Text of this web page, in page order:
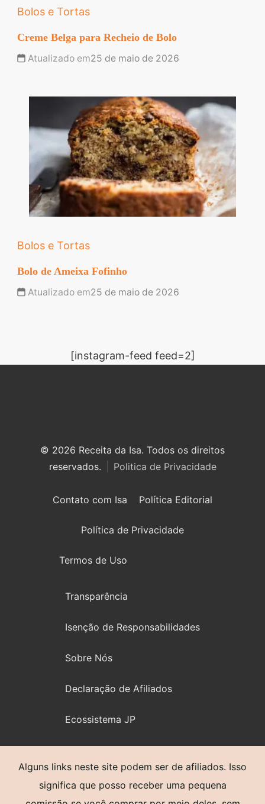
Bolos e Tortas
Creme Belga para Recheio de Bolo
Atualizado em25 de maio de 2026
Bolos e Tortas
Bolo de Ameixa Fofinho
Atualizado em25 de maio de 2026
[instagram-feed feed=2]
© 2026 Receita da Isa. Todos os direitos
reservados.
Politica de Privacidade
Contato com Isa Política Editorial
Política de Privacidade
Termos de Uso
Transparência
Isenção de Responsabilidades
Sobre Nós
Declaração de Afiliados
Ecossistema JP
Alguns links neste site podem ser de afiliados. Isso
significa que posso receber uma pequena